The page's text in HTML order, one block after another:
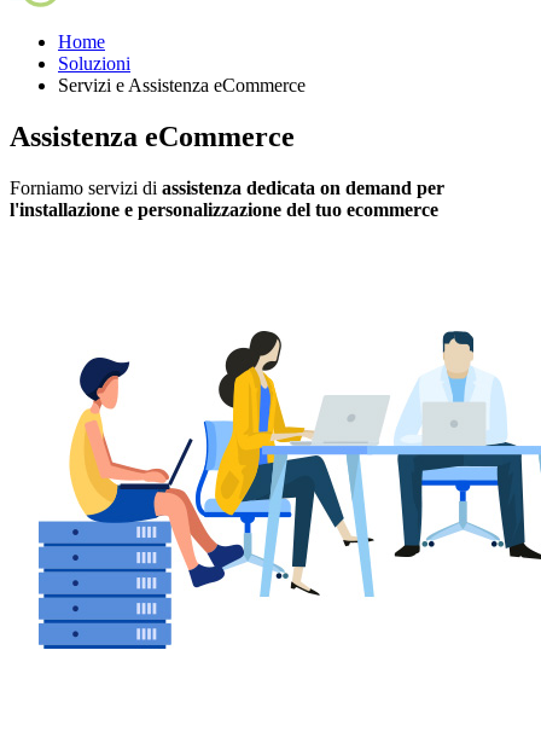
Home
Soluzioni
Servizi e Assistenza eCommerce
Assistenza eCommerce
Forniamo servizi di assistenza dedicata on demand per
l'installazione e personalizzazione del tuo ecommerce